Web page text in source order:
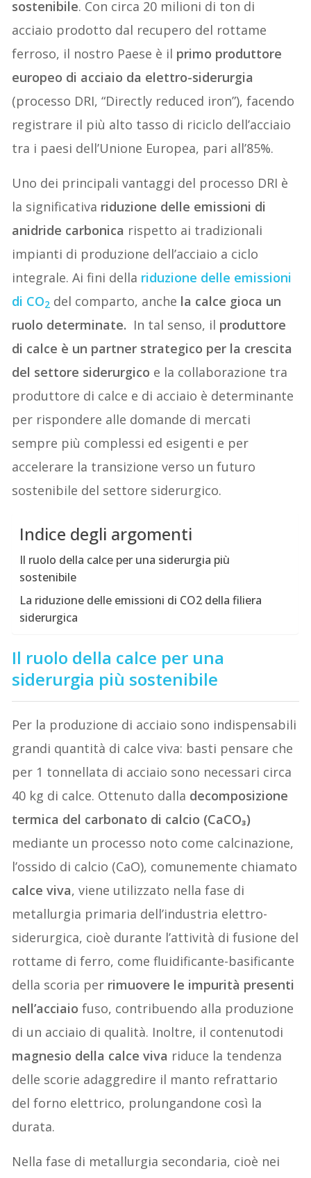
sostenibile. Con circa 20 milioni di ton di
acciaio prodotto dal recupero del rottame
ferroso, il nostro Paese è il primo produttore
europeo di acciaio da elettro-siderurgia
(processo DRI, “Directly reduced iron”), facendo
registrare il più alto tasso di riciclo dell’acciaio
tra i paesi dell’Unione Europea, pari all’85%.
Uno dei principali vantaggi del processo DRI è
la significativa riduzione delle emissioni di
anidride carbonica rispetto ai tradizionali
impianti di produzione dell’acciaio a ciclo
integrale. Ai fini della riduzione delle emissioni
di CO2 del comparto, anche la calce gioca un
ruolo determinate. In tal senso, il produttore
di calce è un partner strategico per la crescita
del settore siderurgico e la collaborazione tra
produttore di calce e di acciaio è determinante
per rispondere alle domande di mercati
sempre più complessi ed esigenti e per
accelerare la transizione verso un futuro
sostenibile del settore siderurgico.
Indice degli argomenti
Il ruolo della calce per una siderurgia più
sostenibile
La riduzione delle emissioni di CO2 della filiera
siderurgica
Il ruolo della calce per una
siderurgia più sostenibile
Per la produzione di acciaio sono indispensabili
grandi quantità di calce viva: basti pensare che
per 1 tonnellata di acciaio sono necessari circa
40 kg di calce. Ottenuto dalla decomposizione
termica del carbonato di calcio (CaCO₃)
mediante un processo noto come calcinazione,
l’ossido di calcio (CaO), comunemente chiamato
calce viva, viene utilizzato nella fase di
metallurgia primaria dell’industria elettro-
siderurgica, cioè durante l’attività di fusione del
rottame di ferro, come fluidificante-basificante
della scoria per rimuovere le impurità presenti
nell’acciaio fuso, contribuendo alla produzione
di un acciaio di qualità. Inoltre, il contenutodi
magnesio della calce viva riduce la tendenza
delle scorie adaggredire il manto refrattario
del forno elettrico, prolungandone così la
durata.
Nella fase di metallurgia secondaria, cioè nei